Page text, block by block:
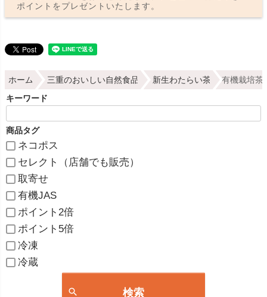
ポイントをプレゼントいたします。
ホーム 三重のおいしい自然食品 新生わたらい茶 有機栽培茶
キーワード
商品タグ
ネコポス
セレクト（店舗でも販売）
取寄せ
有機JAS
ポイント2倍
ポイント5倍
冷凍
冷蔵
検索